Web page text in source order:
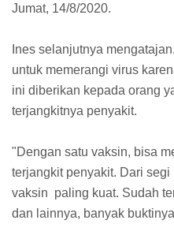
Jumat, 14/8/2020.
Ines selanjutnya
untuk memerangi virus
ini diberikan kepada orang
terjangkitnya penyakit.
"Dengan satu vaksin, bisa
terjangkit penyakit. Dari
vaksin paling kuat. Sudah
dan lainnya, banyak